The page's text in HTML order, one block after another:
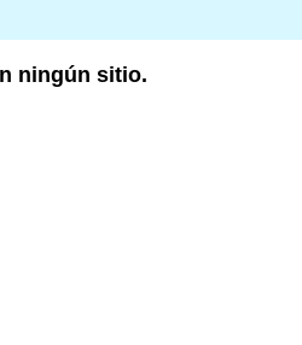
ningún sitio.